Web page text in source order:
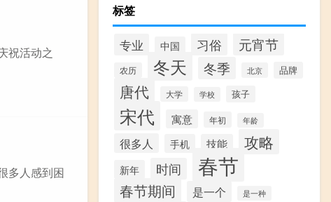
祝活动之
多人感到困
标签
专业 中国 习俗 元宵节
农历 冬天 冬季 北京 品牌
唐代 大学 学校 孩子
宋代 寓意 年初 年龄
很多人 手机 技能 攻略
新年 时间 春节
春节期间 是一个 是一种